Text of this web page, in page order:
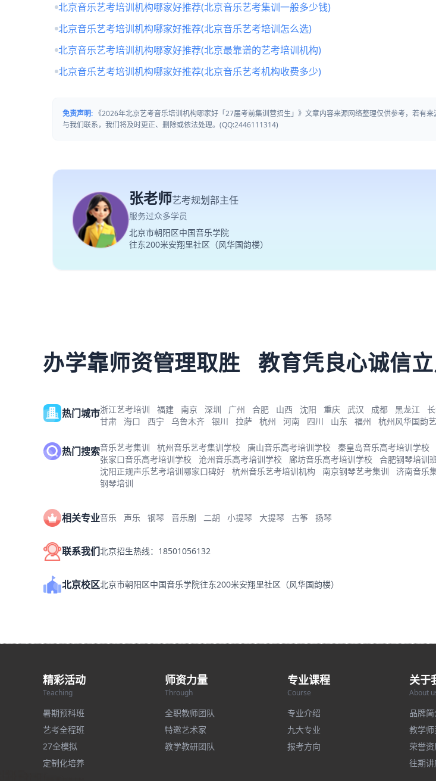
北京音乐艺考培训机构哪家好推荐(北京音乐艺考集训一般多少钱)
北京音乐艺考培训机构哪家好推荐(北京音乐艺考培训怎么选)
北京音乐艺考培训机构哪家好推荐(北京最靠谱的艺考培训机构)
北京音乐艺考培训机构哪家好推荐(北京音乐艺考机构收费多少)
免责声明: 《2026年北京艺考音乐培训机构哪家好「27届考前集训营招生」》文章内容来源网络整理仅供参考，若有
与我们联系，我们将及时更正、删除或依法处理。(QQ:2446111314)
张老师艺考规划部主任
服务过众多学员
北京市朝阳区中国音乐学院
往东200米安翔里社区（风华国韵楼）
办学靠师资管理取胜 教育凭良心诚信
热门城市浙江艺考培训 福建 南京 深圳 广州 合肥 山西 沈阳 重庆 武汉 成都 黑龙江
甘肃
海口 西宁 乌鲁木齐 银川 拉萨 杭州 河南 四川 山东 福州 杭州风华国韵
热门搜索音乐艺考集训 杭州音乐艺考集训学校 唐山音乐高考培训学校 秦皇岛音乐高考培训学校
张家口音乐高考培训学校
沧州音乐高考培训学校 廊坊音乐高考培训学校 合肥钢琴培训
沈阳正规声乐艺考培训哪家口碑好
杭州音乐艺考培训机构 南京钢琴艺考集训 济南音乐
钢琴培训
相关专业音乐 声乐 钢琴 音乐剧 二胡 小提琴 大提琴 古筝 扬琴
联系我们北京招生热线：18501056132
北京校区北京市朝阳区中国音乐学院往东200米安翔里社区（风华国韵楼）
精彩活动
Teaching
暑期预科班
艺考全程班
27全模拟
定制化培养
师资力量
Through
全职教师团队
特邀艺术家
教学教研团队
专业课程
Course
专业介绍
九大专业
报考方向
关于
About
品牌
教学师
荣誉
往期